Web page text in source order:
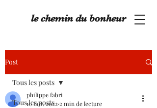
le chemin du bonheur
Post
Tous les posts
Tous les posts
philippe fabri
10 nov. 2022 2 min de lecture